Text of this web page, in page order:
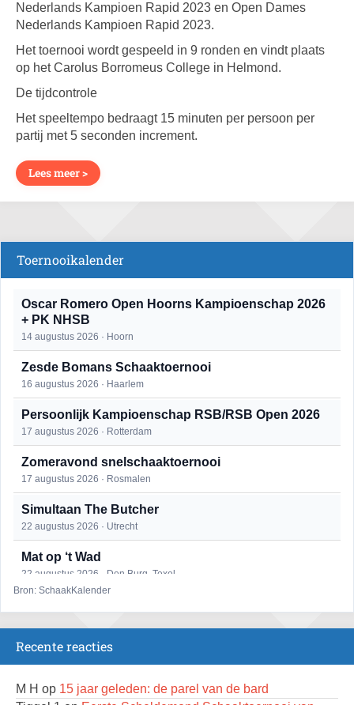
Nederlands Kampioen Rapid 2023 en Open Dames
Nederlands Kampioen Rapid 2023.
Het toernooi wordt gespeeld in 9 ronden en vindt plaats
op het Carolus Borromeus College in Helmond.
De tijdcontrole
Het speeltempo bedraagt 15 minuten per persoon per
partij met 5 seconden increment.
Lees meer >
Toernooikalender
Oscar Romero Open Hoorns Kampioenschap 2026
+ PK NHSB
14 augustus 2026 · Hoorn
Zesde Bomans Schaaktoernooi
16 augustus 2026 · Haarlem
Persoonlijk Kampioenschap RSB/RSB Open 2026
17 augustus 2026 · Rotterdam
Zomeravond snelschaaktoernooi
17 augustus 2026 · Rosmalen
Simultaan The Butcher
22 augustus 2026 · Utrecht
Mat op ‘t Wad
22 augustus 2026 · Den Burg, Texel
2e Utrechts kroegloperstoernooi
Open Eemlandtoernooi 2026
Bron: SchaakKalender
Recente reacties
M H op 15 jaar geleden: de parel van de bard